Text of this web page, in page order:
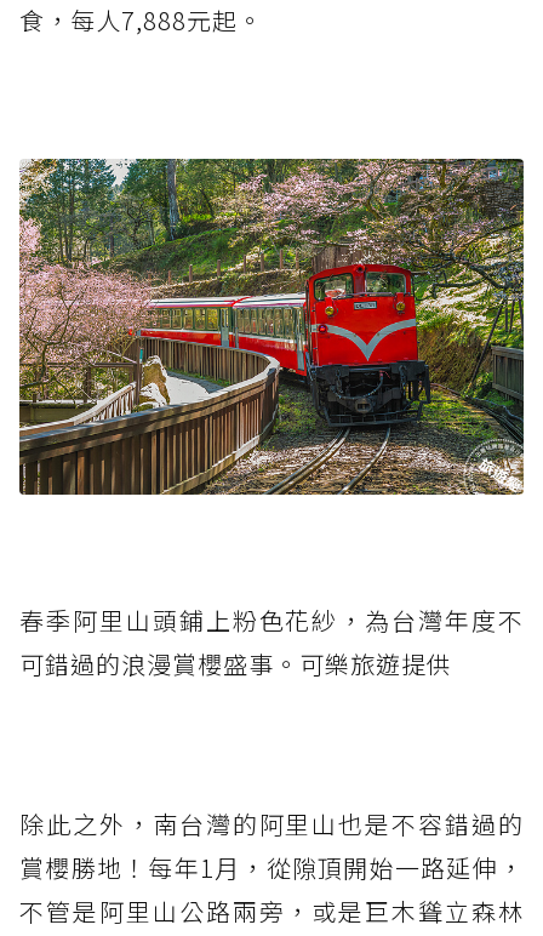
食，每人7,888元起。
春季阿里山頭鋪上粉色花紗，為台灣年度不
可錯過的浪漫賞櫻盛事。可樂旅遊提供
除此之外，南台灣的阿里山也是不容錯過的
賞櫻勝地！每年1月，從隙頂開始一路延伸，
不管是阿里山公路兩旁，或是巨木聳立森林